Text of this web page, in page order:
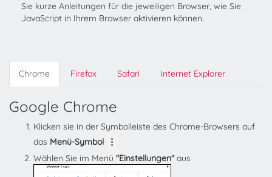
Sie kurze Anleitungen für die jeweiligen Browser, wie Sie
JavaScript in Ihrem Browser aktivieren können.
Chrome Firefox Safari Internet Explorer
Google Chrome
Klicken sie in der Symbolleiste des Chrome-Browsers auf
das Menü-Symbol
Wählen Sie im Menü "Einstellungen"aus